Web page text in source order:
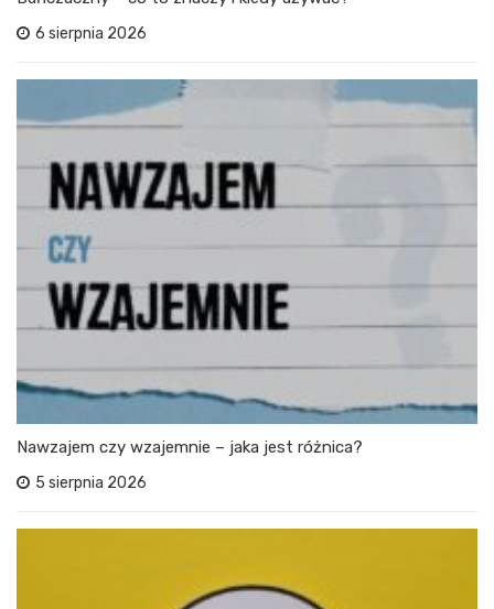
6 sierpnia 2026
Nawzajem czy wzajemnie – jaka jest różnica?
5 sierpnia 2026